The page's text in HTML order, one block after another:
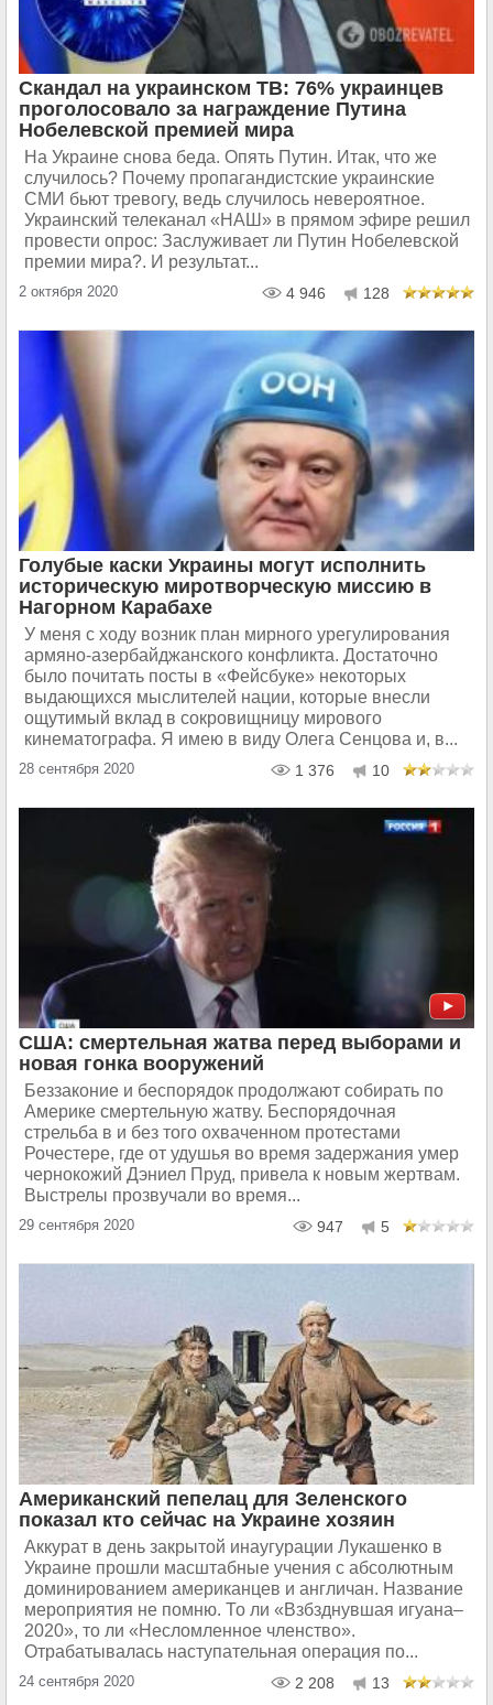
Скандал на украинском ТВ: 76% украинцев
проголосовало за награждение Путина
Нобелевской премией мира
На Украине снова беда. Опять Путин. Итак, что же
случилось? Почему пропагандистские украинские
СМИ бьют тревогу, ведь случилось невероятное.
Украинский телеканал «НАШ» в прямом эфире решил
провести опрос: Заслуживает ли Путин Нобелевской
премии мира?. И результат...
2 октября 2020 4 946 128
Голубые каски Украины могут исполнить
историческую миротворческую миссию в
Нагорном Карабахе
У меня с ходу возник план мирного урегулирования
армяно-азербайджанского конфликта. Достаточно
было почитать посты в «Фейсбуке» некоторых
выдающихся мыслителей нации, которые внесли
ощутимый вклад в сокровищницу мирового
кинематографа. Я имею в виду Олега Сенцова и, в...
28 сентября 2020 1 376 10
США: смертельная жатва перед выборами и
новая гонка вооружений
Беззаконие и беспорядок продолжают собирать по
Америке смертельную жатву. Беспорядочная
стрельба в и без того охваченном протестами
Рочестере, где от удушья во время задержания умер
чернокожий Дэниел Пруд, привела к новым жертвам.
Выстрелы прозвучали во время...
29 сентября 2020 947 5
Американский пепелац для Зеленского
показал кто сейчас на Украине хозяин
Аккурат в день закрытой инаугурации Лукашенко в
Украине прошли масштабные учения с абсолютным
доминированием американцев и англичан. Название
мероприятия не помню. То ли «Взбзднувшая игуана–
2020», то ли «Несломленное членство».
Отрабатывалась наступательная операция по...
24 сентября 2020 2 208 13